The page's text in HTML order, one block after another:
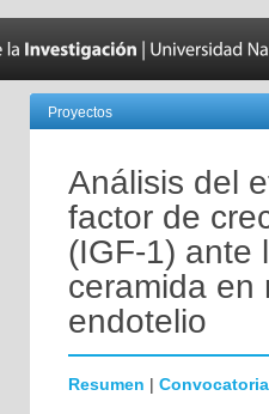
Proyectos
Análisis del
factor de
(IGF-1) ante
ceramida en
endotelio
Resumen | Convocatoria